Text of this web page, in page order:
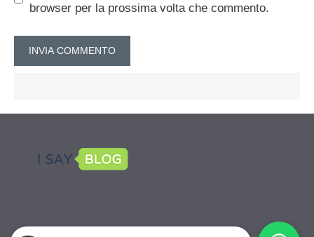
browser per la prossima volta che commento.